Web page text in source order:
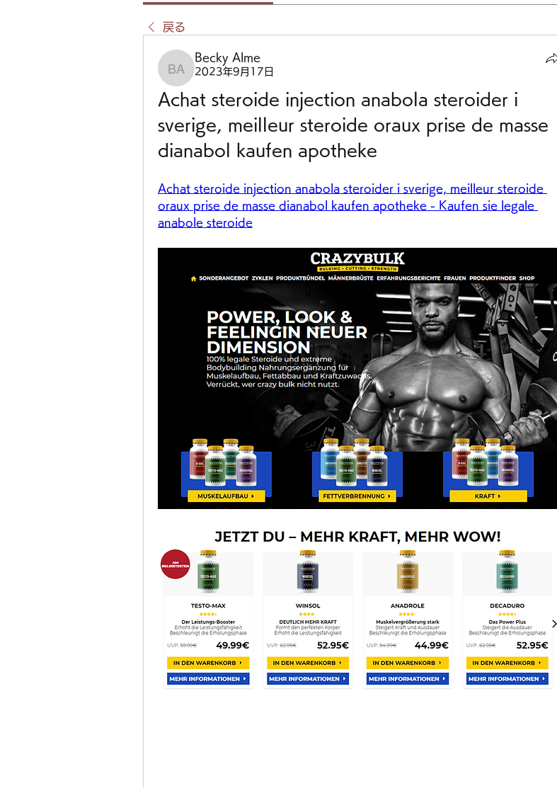
戻る
Becky Alme
Becky Alme
2023年9月17日
Achat steroide injection anabola steroider i
sverige, meilleur steroide oraux prise de masse
dianabol kaufen apotheke
Achat steroide injection anabola steroider i sverige, meilleur steroide
oraux prise de masse dianabol kaufen apotheke - Kaufen sie legale
anabole steroide